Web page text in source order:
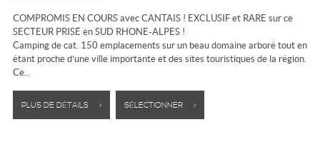
COMPROMIS EN COURS avec CANTAIS ! EXCLUSIF et RARE sur ce
SECTEUR PRISÉ en SUD RHONE-ALPES !
Camping de cat. 150 emplacements sur un beau domaine arboré tout en
étant proche d’une ville importante et des sites touristiques de la région.
Ce...
PLUS DE DÉTAILS > SÉLECTIONNER >